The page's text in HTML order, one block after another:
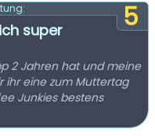
5
super
2 Jahren hat und meine
ihr eine zum Muttertag
Junkies bestens